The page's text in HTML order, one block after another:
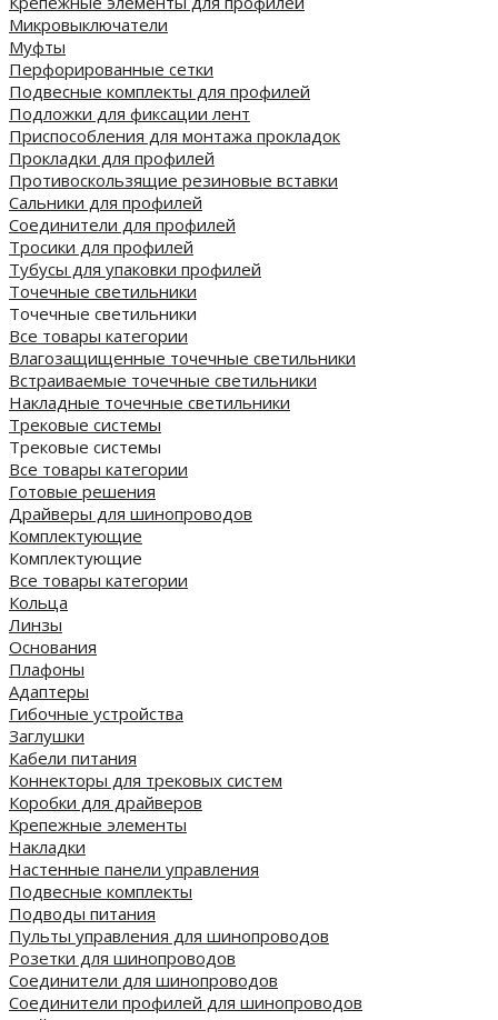
Микровыключатели
Муфты
Перфорированные сетки
Подвесные комплекты для профилей
Подложки для фиксации лент
Приспособления для монтажа прокладок
Прокладки для профилей
Противоскользящие резиновые вставки
Сальники для профилей
Соединители для профилей
Тросики для профилей
Тубусы для упаковки профилей
Точечные светильники
Точечные светильники
Все товары категории
Влагозащищенные точечные светильники
Встраиваемые точечные светильники
Накладные точечные светильники
Трековые системы
Трековые системы
Все товары категории
Готовые решения
Драйверы для шинопроводов
Комплектующие
Комплектующие
Все товары категории
Кольца
Линзы
Основания
Плафоны
Адаптеры
Гибочные устройства
Заглушки
Кабели питания
Коннекторы для трековых систем
Коробки для драйверов
Крепежные элементы
Накладки
Настенные панели управления
Подвесные комплекты
Подводы питания
Пульты управления для шинопроводов
Розетки для шинопроводов
Соединители для шинопроводов
Соединители профилей для шинопроводов